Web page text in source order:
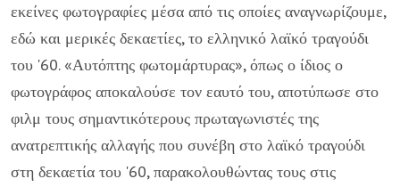
εκείνες φωτογραφίες μέσα από τις οποίες αναγνωρίζουμε,
εδώ και μερικές δεκαετίες, το ελληνικό λαϊκό τραγούδι
του '60. «Αυτόπτης φωτομάρτυρας», όπως ο ίδιος ο
φωτογράφος αποκαλούσε τον εαυτό του, αποτύπωσε στο
φιλμ τους σημαντικότερους πρωταγωνιστές της
ανατρεπτικής αλλαγής που συνέβη στο λαϊκό τραγούδι
στη δεκαετία του '60, παρακολουθώντας τους στις